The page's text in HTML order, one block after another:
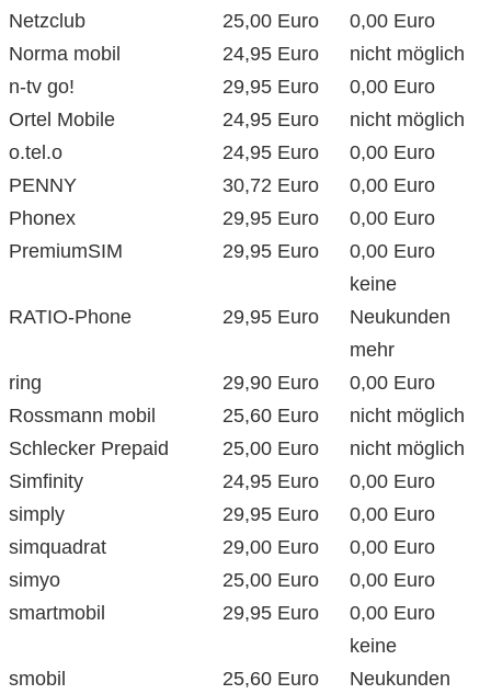
Netzclub
25,00 Euro
0,00 Euro
Norma mobil
24,95 Euro
nicht möglich
n-tv go!
29,95 Euro
0,00 Euro
Ortel Mobile
24,95 Euro
nicht möglich
o.tel.o
24,95 Euro
0,00 Euro
PENNY
30,72 Euro
0,00 Euro
Phonex
29,95 Euro
0,00 Euro
PremiumSIM
29,95 Euro 0,00 Euro
RATIO-Phone 29,95 Euro
keine
Neukunden
mehr
ring
29,90 Euro
0,00 Euro
Rossmann mobil
25,60 Euro
nicht möglich
Schlecker Prepaid
25,00 Euro
nicht möglich
Simfinity
24,95 Euro
0,00 Euro
simply
29,95 Euro
0,00 Euro
simquadrat
29,00 Euro
0,00 Euro
simyo
25,00 Euro
0,00 Euro
smartmobil
29,95 Euro 0,00 Euro
smobil 25,60 Euro
keine
Neukunden